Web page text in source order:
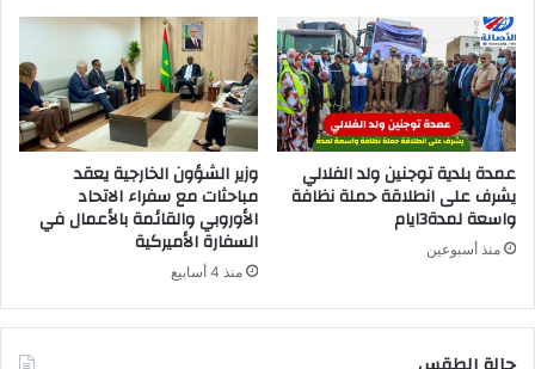
عمدة بلدية توجنين ولد الفلالي
يشرف على انطلاقة حملة نظافة
واسعة لمدة3ايام
منذ أسبوعين
وزير الشؤون الخارجية يعقد
مباحثات مع سفراء الاتحاد
الأوروبي والقائمة بالأعمال في
السفارة الأميركية
منذ 4 أسابيع